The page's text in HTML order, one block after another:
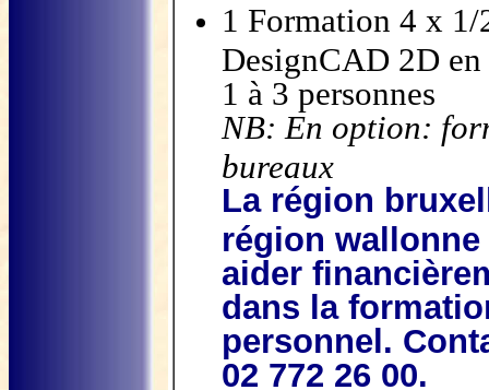
1 Formation 4 x
DesignCAD 2D
1 à 3 personnes
NB: En option:
bureaux
La région
région
aider
dans la
personnel.
02 772 26 00.